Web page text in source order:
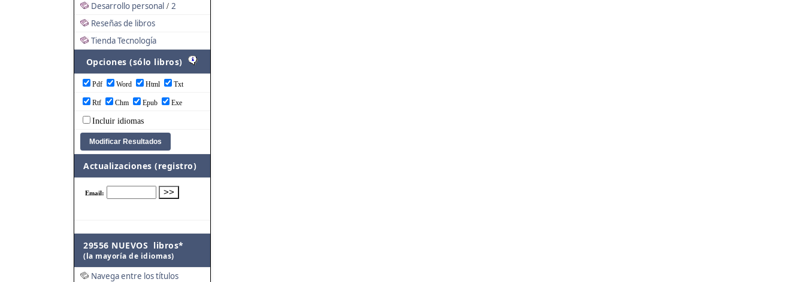
Desarrollo personal / 2
Reseñas de libros
Tienda Tecnología
Opciones (sólo libros)
Pdf Word Html Txt
Rtf Chm Epub Exe
Incluir idiomas
Actualizaciones (registro)
29556 NUEVOS libros*
(la mayoría de idiomas)
Navega entre los títulos